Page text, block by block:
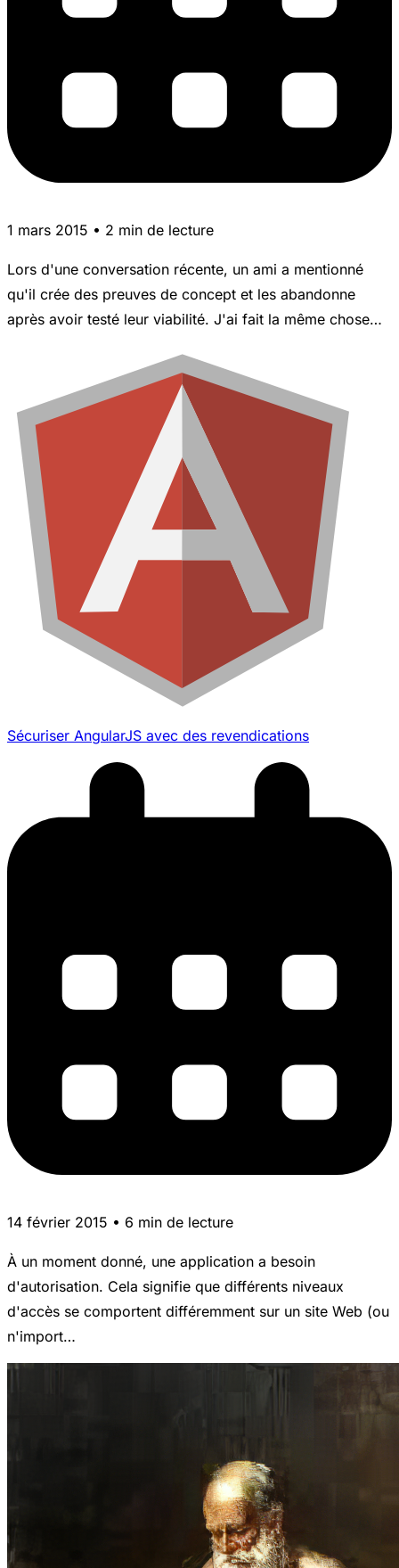
1 mars 2015 • 2 min de lecture
Lors d'une conversation récente, un ami a mentionné
qu'il crée des preuves de concept et les abandonne
après avoir testé leur viabilité. J'ai fait la même chose…
Sécuriser AngularJS avec des revendications
14 février 2015 • 6 min de lecture
À un moment donné, une application a besoin
d'autorisation. Cela signifie que différents niveaux
d'accès se comportent différemment sur un site Web (ou
n'import…